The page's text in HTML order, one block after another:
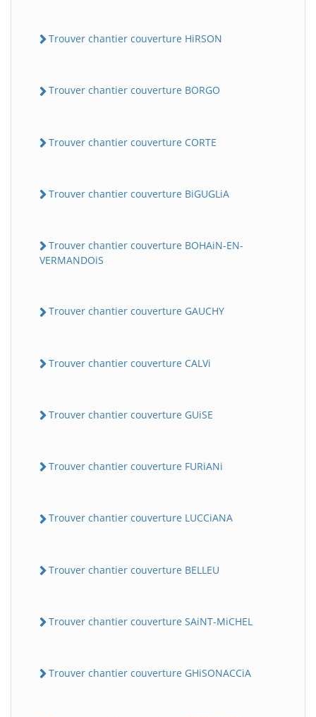
Trouver chantier couverture HiRSON
Trouver chantier couverture BORGO
Trouver chantier couverture CORTE
Trouver chantier couverture BiGUGLiA
Trouver chantier couverture BOHAiN-EN-
VERMANDOiS
Trouver chantier couverture GAUCHY
Trouver chantier couverture CALVi
Trouver chantier couverture GUiSE
Trouver chantier couverture FURiANi
Trouver chantier couverture LUCCiANA
Trouver chantier couverture BELLEU
Trouver chantier couverture SAiNT-MiCHEL
Trouver chantier couverture GHiSONACCiA